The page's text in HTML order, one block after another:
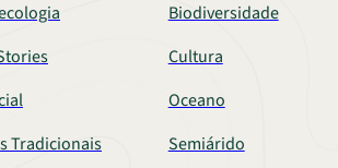
Biodiversidade
Cultura
Oceano
Tradicionais
Semiárido